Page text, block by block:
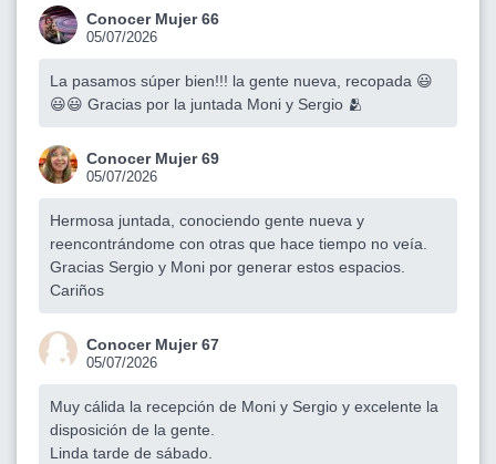
Conocer Mujer 66
05/07/2026
La pasamos súper bien!!! la gente nueva, recopada 😃
😃😃 Gracias por la juntada Moni y Sergio 🫂
Conocer Mujer 69
05/07/2026
Hermosa juntada, conociendo gente nueva y
reencontrándome con otras que hace tiempo no veía.
Gracias Sergio y Moni por generar estos espacios.
Cariños
Conocer Mujer 67
05/07/2026
Muy cálida la recepción de Moni y Sergio y excelente la
disposición de la gente.
Linda tarde de sábado.